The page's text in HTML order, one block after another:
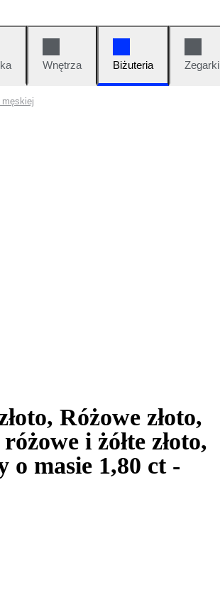
Wnętrza Biżuteria Zegarki
Różowe złoto,
i żółte złoto,
masie 1,80 ct -